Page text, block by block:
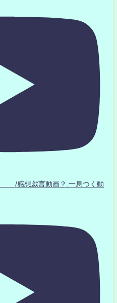
/感想戯言動画？.一息つく動